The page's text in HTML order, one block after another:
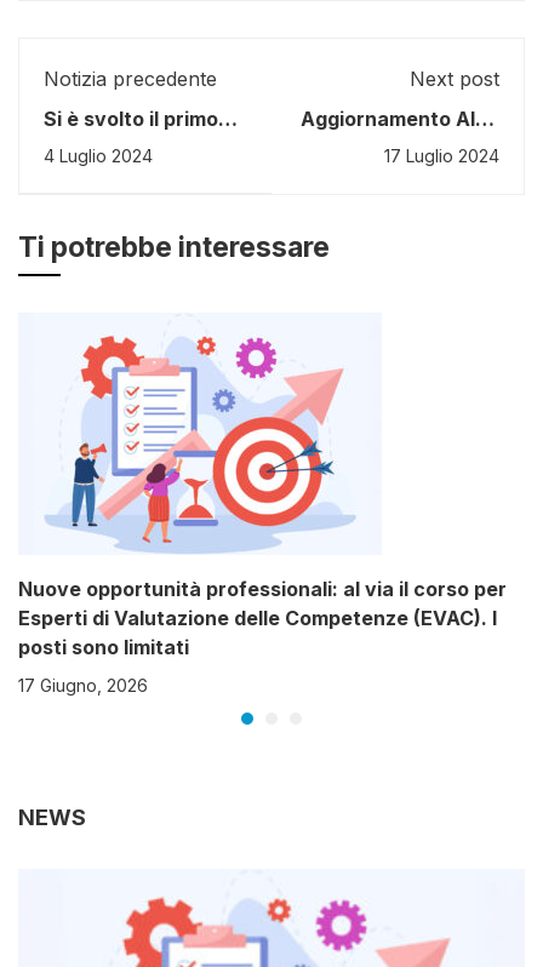
Notizia precedente
Si è svolto il primo
progetto HYPERION
4 Luglio 2024
Next post
Aggiornamento Albo
candidature docenti
17 Luglio 2024
Ti potrebbe interessare
Nuove opportunità professionali: al via il corso per
Esperti di Valutazione delle Competenze (EVAC). I
posti sono limitati
17 Giugno, 2026
NEWS